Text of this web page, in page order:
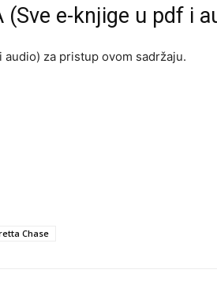
e-knjige u pdf i
za pristup ovom sadržaju.
Chase